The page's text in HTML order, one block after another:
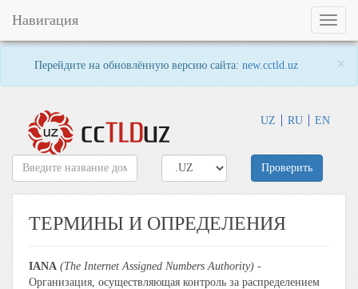
Перейдите на обновлённую версию сайта: new.cctld.uz ×
UZ RU EN
Toggle
Навигация
Проверить
ТЕРМИНЫ И ОПРЕДЕЛЕНИЯ
IANA (The Internet Assigned Numbers Authority) -
Организация, осуществляющая контроль за распределением